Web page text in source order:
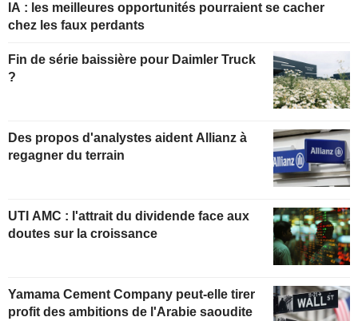
IA : les meilleures opportunités pourraient se cacher
chez les faux perdants
Fin de série baissière pour Daimler Truck
?
Des propos d'analystes aident Allianz à
regagner du terrain
UTI AMC : l'attrait du dividende face aux
doutes sur la croissance
Yamama Cement Company peut-elle tirer
profit des ambitions de l'Arabie saoudite